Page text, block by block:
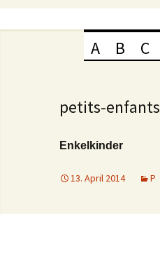
A B C
petits-enfants
Enkelkinder
13. April 2014 P